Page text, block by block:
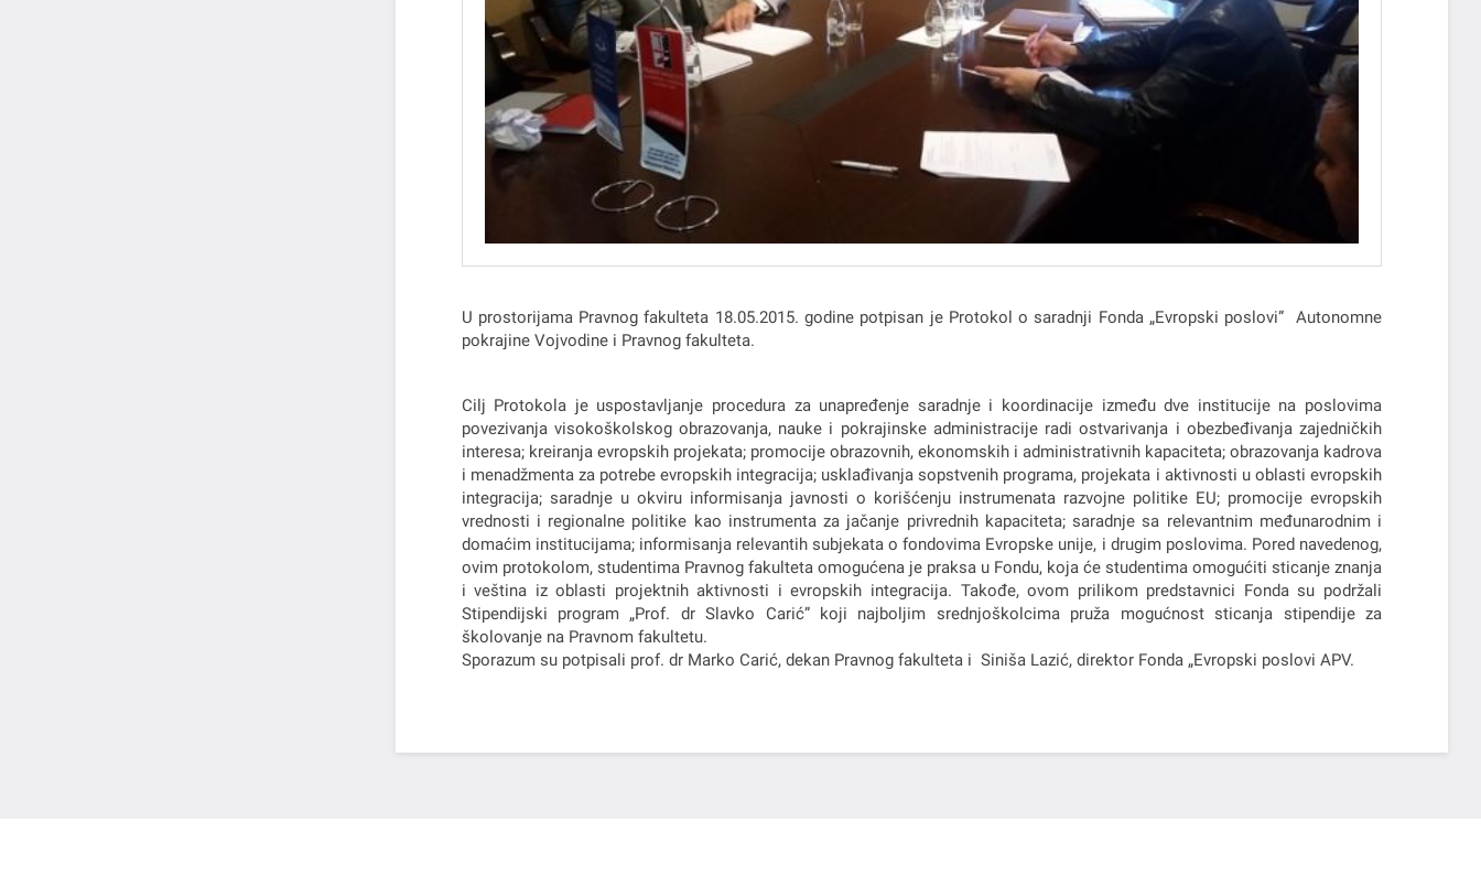
U prostorijama Pravnog fakulteta 18.05.2015. godine potpisan je Protokol o saradnji Fonda „Evropski poslovi” Autonomne
pokrajine Vojvodine i Pravnog fakulteta.
Cilj Protokola je uspostavlјanje procedura za unapređenje saradnje i koordinacije između dve institucije na poslovima
povezivanja visokoškolskog obrazovanja, nauke i pokrajinske administracije radi ostvarivanja i obezbeđivanja zajedničkih
interesa; kreiranja evropskih projekata; promocije obrazovnih, ekonomskih i administrativnih kapaciteta; obrazovanja kadrova
i menadžmenta za potrebe evropskih integracija; usklađivanja sopstvenih programa, projekata i aktivnosti u oblasti evropskih
integracija; saradnje u okviru informisanja javnosti o korišćenju instrumenata razvojne politike EU; promocije evropskih
vrednosti i regionalne politike kao instrumenta za jačanje privrednih kapaciteta; saradnje sa relevantnim međunarodnim i
domaćim institucijama; informisanja relevantih subjekata o fondovima Evropske unije, i drugim poslovima. Pored navedenog,
ovim protokolom, studentima Pravnog fakulteta omogućena je praksa u Fondu, koja će studentima omogućiti sticanje znanja
i veština iz oblasti projektnih aktivnosti i evropskih integracija. Takođe, ovom prilikom predstavnici Fonda su podržali
Stipendijski program „Prof. dr Slavko Carić” koji najboljim srednjoškolcima pruža mogućnost sticanja stipendije za
školovanje na Pravnom fakultetu.
Sporazum su potpisali prof. dr Marko Carić, dekan Pravnog fakulteta i Siniša Lazić, direktor Fonda „Evropski poslovi APV.